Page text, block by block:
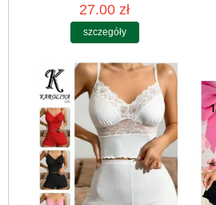
27.00 zł
szczegóły